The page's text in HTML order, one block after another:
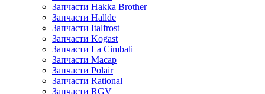
Запчасти Hakka Brother
Запчасти Hallde
Запчасти Italfrost
Запчасти Kogast
Запчасти La Cimbali
Запчасти Macap
Запчасти Polair
Запчасти Rational
Запчасти RGV